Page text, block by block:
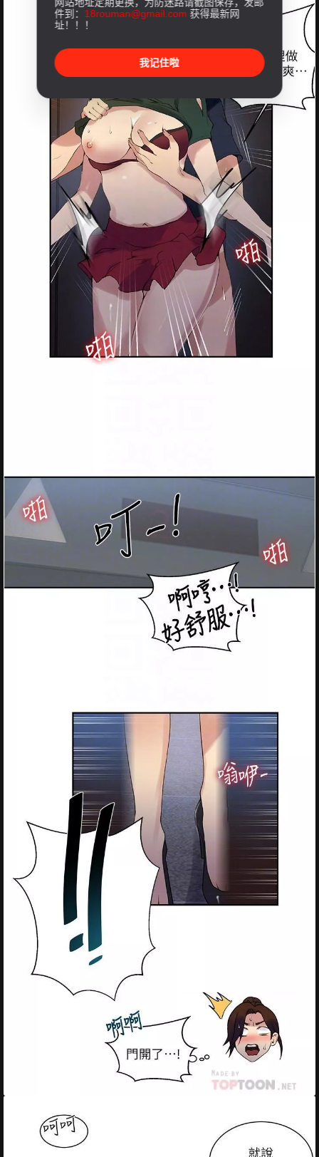
件到： 18rouman@gmail.com 获得最新网
址！！！
我记住啦